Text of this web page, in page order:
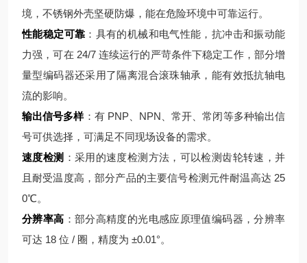
境，不锈钢外壳坚硬防爆，能在危险环境中可靠运行。
性能稳定可靠 ：具有的机械和电气性能，抗冲击和振动能
力强，可在 24/7 连续运行的严苛条件下稳定工作，部分增
量型编码器还采用了隔离混合滚珠轴承，能有效抵抗轴电
流的影响。
输出信号多样：有 PNP、NPN、常开、常闭等多种输出信
号可供选择，可满足不同现场设备的需求。
速度检测 ：采用的速度检测方法，可以检测齿轮转速，并
且耐受温度高，部分产品的主要信号检测元件耐温高达 25
0℃。
分辨率高 ：部分高精度的光电感应原理值编码器，分辨率
可达 18 位 / 圈，精度为 ±0.01°。